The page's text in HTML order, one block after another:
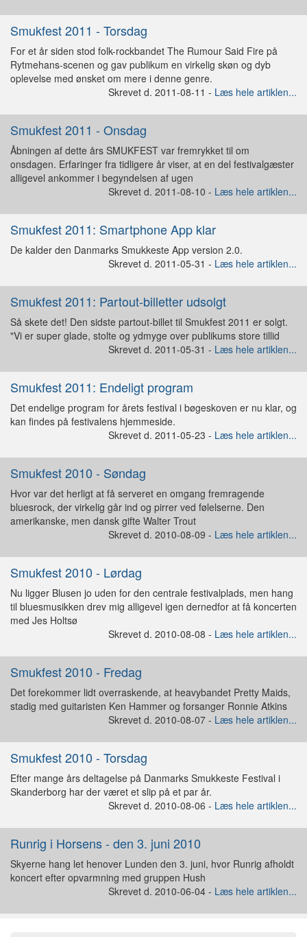
Smukfest 2011 - Torsdag
For et år siden stod folk-rockbandet The Rumour Said Fire på
Rytmehans-scenen og gav publikum en virkelig skøn og dyb
oplevelse med ønsket om mere i denne genre.
Skrevet d. 2011-08-11 - Læs hele artiklen...
Smukfest 2011 - Onsdag
Åbningen af dette års SMUKFEST var fremrykket til om
onsdagen. Erfaringer fra tidligere år viser, at en del festivalgæster
alligevel ankommer i begyndelsen af ugen
Skrevet d. 2011-08-10 - Læs hele artiklen...
Smukfest 2011: Smartphone App klar
De kalder den Danmarks Smukkeste App version 2.0.
Skrevet d. 2011-05-31 - Læs hele artiklen...
Smukfest 2011: Partout-billetter udsolgt
Så skete det! Den sidste partout-billet til Smukfest 2011 er solgt.
"Vi er super glade, stolte og ydmyge over publikums store tillid
Skrevet d. 2011-05-31 - Læs hele artiklen...
Smukfest 2011: Endeligt program
Det endelige program for årets festival i bøgeskoven er nu klar, og
kan findes på festivalens hjemmeside.
Skrevet d. 2011-05-23 - Læs hele artiklen...
Smukfest 2010 - Søndag
Hvor var det herligt at få serveret en omgang fremragende
bluesrock, der virkelig går ind og pirrer ved følelserne. Den
amerikanske, men dansk gifte Walter Trout
Skrevet d. 2010-08-09 - Læs hele artiklen...
Smukfest 2010 - Lørdag
Nu ligger Blusen jo uden for den centrale festivalplads, men hang
til bluesmusikken drev mig alligevel igen dernedfor at få koncerten
med Jes Holtsø
Skrevet d. 2010-08-08 - Læs hele artiklen...
Smukfest 2010 - Fredag
Det forekommer lidt overraskende, at heavybandet Pretty Maids,
stadig med guitaristen Ken Hammer og forsanger Ronnie Atkins
Skrevet d. 2010-08-07 - Læs hele artiklen...
Smukfest 2010 - Torsdag
Efter mange års deltagelse på Danmarks Smukkeste Festival i
Skanderborg har der været et slip på et par år.
Skrevet d. 2010-08-06 - Læs hele artiklen...
Runrig i Horsens - den 3. juni 2010
Skyerne hang let henover Lunden den 3. juni, hvor Runrig afholdt
koncert efter opvarmning med gruppen Hush
Skrevet d. 2010-06-04 - Læs hele artiklen...